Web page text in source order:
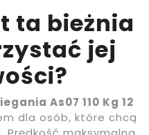
ta bieżnia
jej
As07 110 Kg 12
dla osób, które chcą